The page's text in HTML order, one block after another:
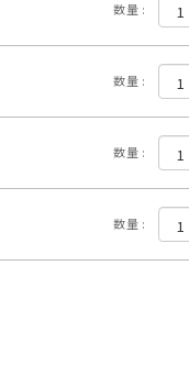
数量 :
数量 :
数量 :
数量 :